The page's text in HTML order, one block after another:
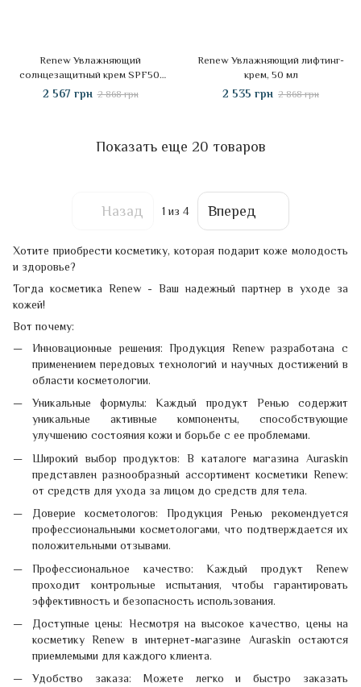
Renew Увлажняющий
солнцезащитный крем SPF50,
80 мл
2 567 грн 2 868 грн
Renew Увлажняющий лифтинг-
крем, 50 мл
2 535 грн 2 868 грн
Показать еще 20 товаров
Назад 1 из 4 Вперед
Хотите приобрести косметику, которая подарит коже молодость
и здоровье?
Тогда косметика Renew - Ваш надежный партнер в уходе за
кожей!
Вот почему:
Инновационные решения: Продукция Renew разработана с
применением передовых технологий и научных достижений в
области косметологии.
Уникальные формулы: Каждый продукт Ренью содержит
уникальные активные компоненты, способствующие
улучшению состояния кожи и борьбе с ее проблемами.
Широкий выбор продуктов: В каталоге магазина Auraskin
представлен разнообразный ассортимент косметики Renew:
от средств для ухода за лицом до средств для тела.
Доверие косметологов: Продукция Ренью рекомендуется
профессиональными косметологами, что подтверждается их
положительными отзывами.
Профессиональное качество: Каждый продукт Renew
проходит контрольные испытания, чтобы гарантировать
эффективность и безопасность использования.
Доступные цены: Несмотря на высокое качество, цены на
косметику Renew в интернет-магазине Auraskin остаются
приемлемыми для каждого клиента.
Удобство заказа: Можете легко и быстро заказать